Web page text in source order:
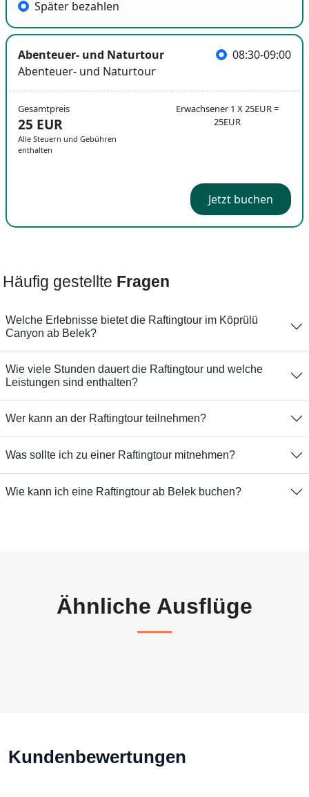
Später bezahlen
Abenteuer- und Naturtour
Abenteuer- und Naturtour
08:30-09:00
Gesamtpreis
25 EUR
Alle Steuern und Gebühren
enthalten
Erwachsener 1 X 25EUR =
25EUR
Jetzt buchen
Häufig gestellte Fragen
Welche Erlebnisse bietet die Raftingtour im Köprülü
Canyon ab Belek?
Wie viele Stunden dauert die Raftingtour und welche
Leistungen sind enthalten?
Wer kann an der Raftingtour teilnehmen?
Was sollte ich zu einer Raftingtour mitnehmen?
Wie kann ich eine Raftingtour ab Belek buchen?
Ähnliche Ausflüge
Kundenbewertungen